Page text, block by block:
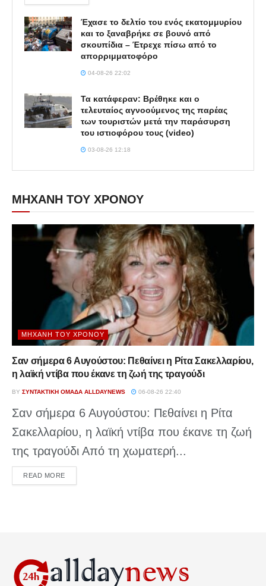
Έχασε το δελτίο του ενός εκατομμυρίου
και το ξαναβρήκε σε βουνό από
σκουπίδια – Έτρεχε πίσω από το
απορριμματοφόρο
04-08-26 22:02
Τα κατάφεραν: Βρέθηκε και ο
τελευταίος αγνοούμενος της παρέας
των τουριστών μετά την παράσυρση
του ιστιοφόρου τους (video)
03-08-26 12:18
ΜΗΧΑΝΗ ΤΟΥ ΧΡΟΝΟΥ
ΜΗΧΑΝΉ ΤΟΥ ΧΡΌΝΟΥ
Σαν σήμερα 6 Αυγούστου: Πεθαίνει η Ρίτα Σακελλαρίου,
η λαϊκή ντίβα που έκανε τη ζωή της τραγούδι
BY ΣΥΝΤΑΚΤΙΚΉ ΟΜΆΔΑ ALLDAYNEWS 06-08-26 22:40
Σαν σήμερα 6 Αυγούστου: Πεθαίνει η Ρίτα
Σακελλαρίου, η λαϊκή ντίβα που έκανε τη ζωή
της τραγούδι Από τη χωματερή...
READ MOREDETAILS